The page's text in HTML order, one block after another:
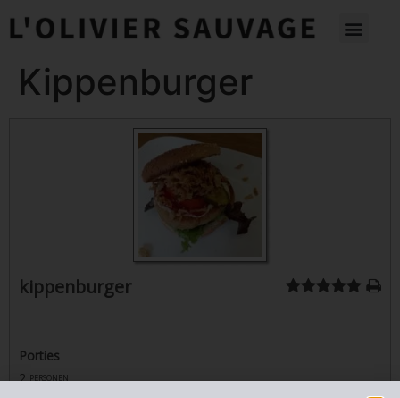
Kippenburger
kippenburger
Porties
2 personen